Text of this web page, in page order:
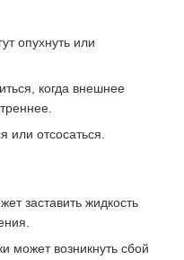
опухнуть или
когда внешнее
или отсосаться.
заставить жидкость
может возникнуть сбой